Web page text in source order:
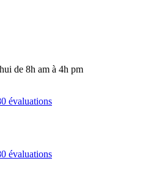
de 8h am à 4h pm
évaluations
évaluations